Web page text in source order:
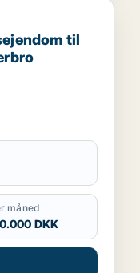
til salg i
til salg i
til
måned
DKK